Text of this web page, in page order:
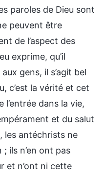
paroles de Dieu sont
peuvent être
de l’aspect des
exprime, qu’il
gens, il s’agit bel
c’est la vérité et cet
dans la vie,
et du salut
les antéchrists ne
ils n’en ont pas
et n’ont ni cette